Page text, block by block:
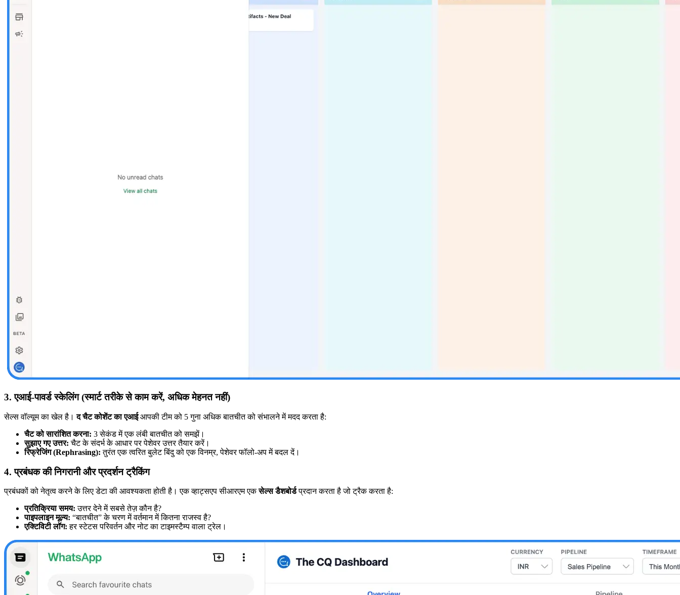
3. एआई-पावर्ड स्केलिंग (स्मार्ट तरीके से काम करें, अधिक मेहनत नहीं)
सेल्स वॉल्यूम का खेल है।द चैट कोशेंट का एआईआपकी टीम को 5 गुना अधिक बातचीत को संभालने में मदद करता है:
चैट को सारांशित करना: 3 सेकंड में एक लंबी बातचीत को समझें।
सुझाए गए उत्तर: चैट के संदर्भ के आधार पर पेशेवर उत्तर तैयार करें।
रिफ्रेजिंग (Rephrasing): तुरंत एक त्वरित बुलेट बिंदु को एक विनम्र, पेशेवर फॉलो-अप में बदल दें।
4. प्रबंधक की निगरानी और प्रदर्शन ट्रैकिंग
प्रबंधकों को नेतृत्व करने के लिए डेटा की आवश्यकता होती है। एक व्हाट्सएप सीआरएम एकसेल्स डैशबोर्डप्रदान करता है जो ट्रैक करता है:
प्रतिक्रिया समय: उत्तर देने में सबसे तेज़ कौन है?
पाइपलाइन मूल्य: “बातचीत” के चरण में वर्तमान में कितना राजस्व है?
एक्टिविटी लॉग: हर स्टेटस परिवर्तन और नोट का टाइमस्टैम्प वाला ट्रेल।